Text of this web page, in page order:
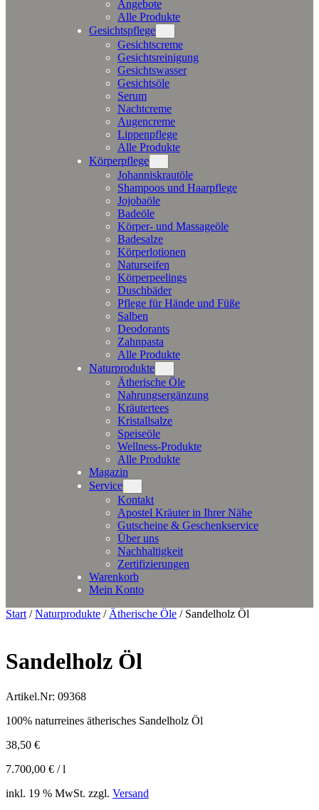
Angebote
Alle Produkte
Gesichtspflege
Gesichtscreme
Gesichtsreinigung
Gesichtswasser
Gesichtsöle
Serum
Nachtcreme
Augencreme
Lippenpflege
Alle Produkte
Körperpflege
Johanniskrautöle
Shampoos und Haarpflege
Jojobaöle
Badeöle
Körper- und Massageöle
Badesalze
Körperlotionen
Naturseifen
Körperpeelings
Duschbäder
Pflege für Hände und Füße
Salben
Deodorants
Zahnpasta
Alle Produkte
Naturprodukte
Ätherische Öle
Nahrungsergänzung
Kräutertees
Kristallsalze
Speiseöle
Wellness-Produkte
Alle Produkte
Magazin
Service
Kontakt
Apostel Kräuter in Ihrer Nähe
Gutscheine & Geschenkservice
Über uns
Nachhaltigkeit
Zertifizierungen
Warenkorb
Mein Konto
Start /Naturprodukte / Ätherische Öle / Sandelholz Öl
Sandelholz Öl
Artikel.Nr: 09368
100% naturreines ätherisches Sandelholz Öl
38,50 €
7.700,00 € /l
inkl. 19 % MwSt. zzgl. Versand